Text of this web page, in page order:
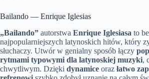
Bailando — Enrique Iglesias
„Bailando” autorstwa Enrique Iglesiasa to
najpopularniejszych latynoskich hitów, który
słuchaczy. Utwór w genialny sposób łączy
rytmami typowymi dla latynoskiej muzyki,
chwytliwym. Dzięki dynamice oraz łatwo